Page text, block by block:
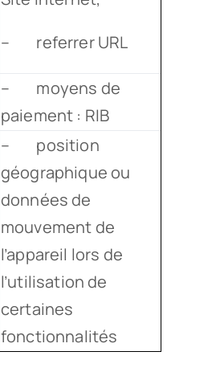
– referrer URL
– moyens de
paiement : RIB
– position
géographique ou
données de
mouvement de
l’appareil lors de
l’utilisation de
certaines
fonctionnalités